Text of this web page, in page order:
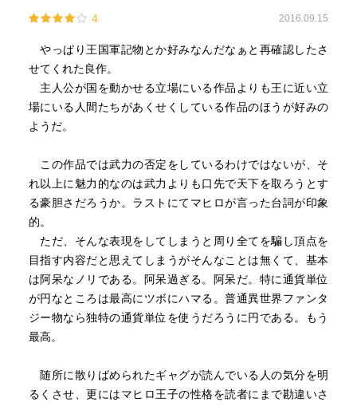
4 2016.09.15
やっぱり王国軍記物とか好みなんだなぁと再確認したさ
せてくれた良作。
主人公が国を動かせる立場にいる作品よりも王に近い立
場にいる人間たちがあくせくしている作品のほうが好みの
ようだ。
この作品では武力の否定をしているわけではないが、そ
れ以上に魅力的なのは武力よりも口先で天下を取ろうとす
る豪胆さだろうか。ラストにてマヒロが言った台詞が印象
的。
ただ、そんな表現をしてしまうと周り全てを騙し頂点を
目指す内容だと思えてしまうがそんなことは無くて、基本
は阿呆なノリである。阿呆過ぎる。阿呆だ。特に通貨単位
が円なところは最高にツボにハマる。普通異世界ファンタ
ジー物なら独特の通貨単位を使うだろうに円である。もう
最高。
随所に散りばめられたギャグが読んでいる人の気分を明
るくさせ、更にはマヒロ王子の性格を読者にまで勘違いさ